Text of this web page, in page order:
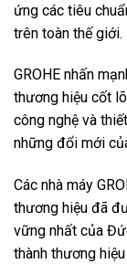
ứng các tiêu
trên toàn thế giới.
GROHE nhấn
thương hiệu cốt
công nghệ và
những đổi mới
Các nhà máy
thương hiệu đã
vững nhất của
thành thương